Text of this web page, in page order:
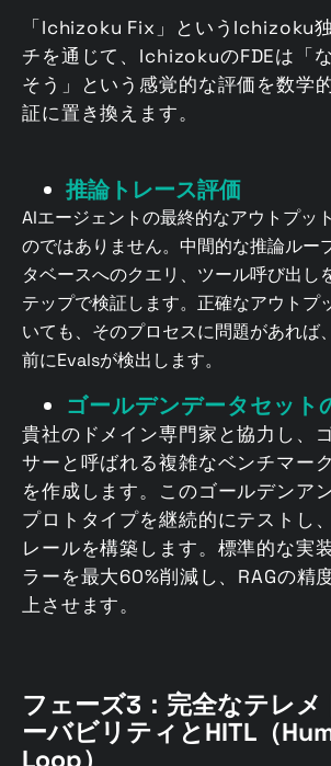
「Ichizoku Fix」というIchizoku
チを通じて、IchizokuのFDEは「
そう」という感覚的な評価を数学
証に置き換えます。
推論トレース評価
AIエージェントの最終的なアウトプッ
のではありません。中間的な推論ルー
タベースへのクエリ、ツール呼び出し
テップで検証します。正確なアウトプ
いても、そのプロセスに問題があれば
前にEvalsが検出します。
ゴールデンデータセット
貴社のドメイン専門家と協力し、
サーと呼ばれる複雑なベンチマー
を作成します。このゴールデンア
プロトタイプを継続的にテストし
レールを構築します。標準的な実
ラーを最大60%削減し、RAGの精
上させます。
フェーズ3：完全なテレ
ーバビリティとHITL（